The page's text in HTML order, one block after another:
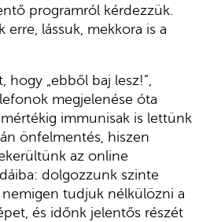
programról kérdezzük.
lássuk, mekkora is a
hogy „ebből baj lesz!”,
megjelenése óta
immunisak is lettünk
önfelmentés, hiszen
az online
dolgozzunk szinte
tudjuk nélkülözni a
és időnk jelentős részét